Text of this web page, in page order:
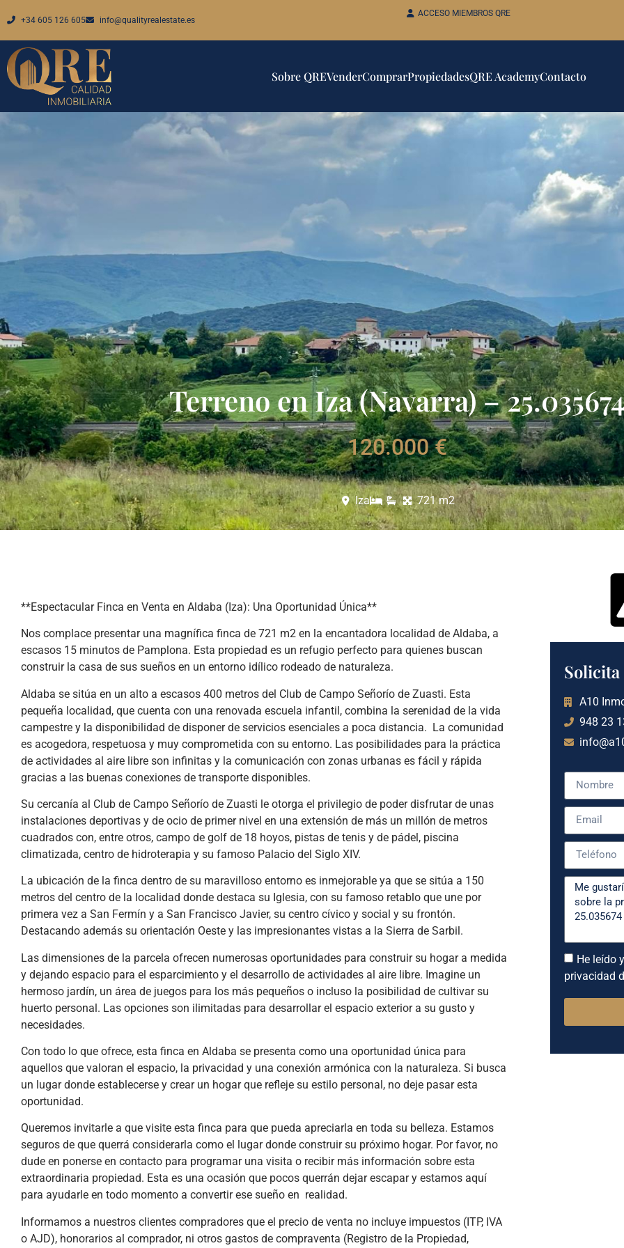
+34 605 126 605 info@qualityrealestate.es
ACCESO MIEMBROS QRE
Sobre QREVenderComprarPropiedadesQRE AcademyContacto
Terreno en Iza (Navarra) –
120.000 €
Iza 721 m2
**Espectacular Finca en Venta en Aldaba (Iza): Una Oportunidad Única**
Nos complace presentar una magnífica finca de 721 m2 en la encantadora localidad de Aldaba, a
escasos 15 minutos de Pamplona. Esta propiedad es un refugio perfecto para quienes buscan
construir la casa de sus sueños en un entorno idílico rodeado de naturaleza.
Aldaba se sitúa en un alto a escasos 400 metros del Club de Campo Señorío de Zuasti. Esta
pequeña localidad, que cuenta con una renovada escuela infantil, combina la serenidad de la vida
campestre y la disponibilidad de disponer de servicios esenciales a poca distancia. La comunidad
es acogedora, respetuosa y muy comprometida con su entorno. Las posibilidades para la práctica
de actividades al aire libre son infinitas y la comunicación con zonas urbanas es fácil y rápida
gracias a las buenas conexiones de transporte disponibles.
Su cercanía al Club de Campo Señorío de Zuasti le otorga el privilegio de poder disfrutar de unas
instalaciones deportivas y de ocio de primer nivel en una extensión de más un millón de metros
cuadrados con, entre otros, campo de golf de 18 hoyos, pistas de tenis y de pádel, piscina
climatizada, centro de hidroterapia y su famoso Palacio del Siglo XIV.
La ubicación de la finca dentro de su maravilloso entorno es inmejorable ya que se sitúa a 150
metros del centro de la localidad donde destaca su Iglesia, con su famoso retablo que une por
primera vez a San Fermín y a San Francisco Javier, su centro cívico y social y su frontón.
Destacando además su orientación Oeste y las impresionantes vistas a la Sierra de Sarbil.
Las dimensiones de la parcela ofrecen numerosas oportunidades para construir su hogar a medida
y dejando espacio para el esparcimiento y el desarrollo de actividades al aire libre. Imagine un
hermoso jardín, un área de juegos para los más pequeños o incluso la posibilidad de cultivar su
huerto personal. Las opciones son ilimitadas para desarrollar el espacio exterior a su gusto y
necesidades.
Con todo lo que ofrece, esta finca en Aldaba se presenta como una oportunidad única para
aquellos que valoran el espacio, la privacidad y una conexión armónica con la naturaleza. Si busca
un lugar donde establecerse y crear un hogar que refleje su estilo personal, no deje pasar esta
oportunidad.
Queremos invitarle a que visite esta finca para que pueda apreciarla en toda su belleza. Estamos
seguros de que querrá considerarla como el lugar donde construir su próximo hogar. Por favor, no
dude en ponerse en contacto para programar una visita o recibir más información sobre esta
extraordinaria propiedad. Esta es una ocasión que pocos querrán dejar escapar y estamos aquí
para ayudarle en todo momento a convertir ese sueño en realidad.
Informamos a nuestros clientes compradores que el precio de venta no incluye impuestos (ITP, IVA
o AJD), honorarios al comprador, ni otros gastos de compraventa (Registro de la Propiedad,
A10
948 23
He leído
privacidad